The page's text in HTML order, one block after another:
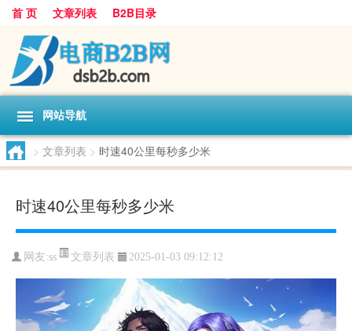
首 页 文章列表 B2B目录
网站导航
> 文章列表 > 时速40公里每秒多少米
时速40公里每秒多少米
网友:ss 文章列表 2025-01-03 09:12:12